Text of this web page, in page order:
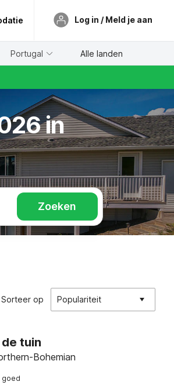
Log in / Meld je aan
Portugal Alle landen
in
Zoeken
Sorteer op Populariteit
tuin
Bohemian
goed